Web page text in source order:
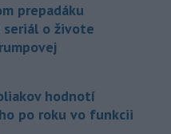
prepadáku
seriál o živote
hodnotí
po roku vo funkcii